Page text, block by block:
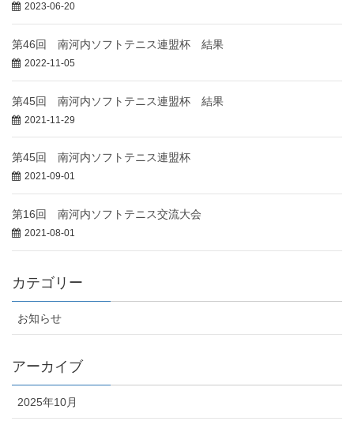
2023-06-20
第46回 南河内ソフトテニス連盟杯 結果
2022-11-05
第45回 南河内ソフトテニス連盟杯 結果
2021-11-29
第45回 南河内ソフトテニス連盟杯
2021-09-01
第16回 南河内ソフトテニス交流大会
2021-08-01
カテゴリー
お知らせ
アーカイブ
2025年10月